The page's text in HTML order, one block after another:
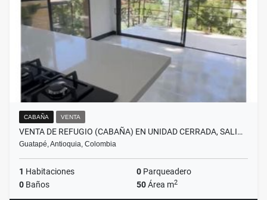
CABAÑA VENTA
VENTA DE REFUGIO (CABAÑA) EN UNIDAD CERRADA, SALI…
Guatapé, Antioquia, Colombia
1 Habitaciones 0 Parqueadero
0 Baños 50Área m2